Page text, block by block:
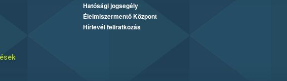
Hatósági jogsegély
Élelmiszermentő Központ
Hírlevél feliratkozás